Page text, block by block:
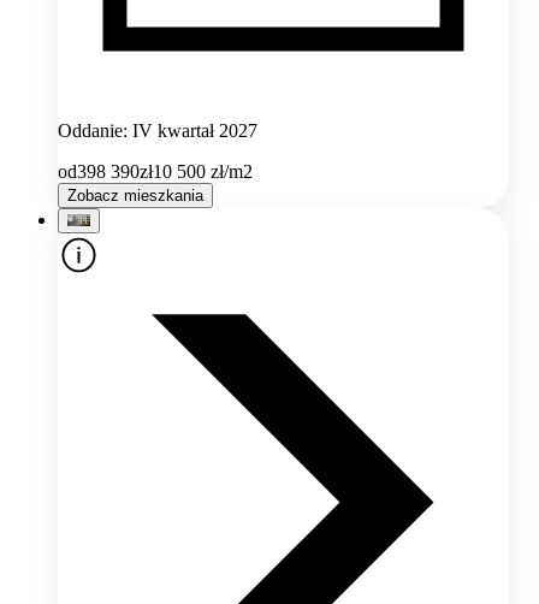
Oddanie: IV kwartał 2027
od398 390zł10 500 zł/m2
Zobacz mieszkania